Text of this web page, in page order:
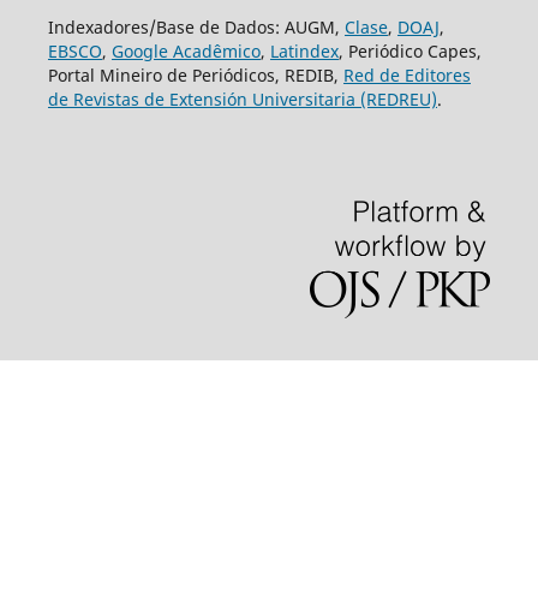
Indexadores/Base de Dados: AUGM, Clase, DOAJ,
EBSCO, Google Acadêmico, Latindex, Periódico Capes,
Portal Mineiro de Periódicos, REDIB, Red de Editores
de Revistas de Extensión Universitaria (REDREU).